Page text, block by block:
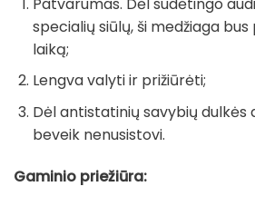
specialių siūlų, ši medžiaga
laiką;
Lengva valyti ir prižiūrėti;
Dėl antistatinių savybių dulkės
beveik nenusistovi.
Gaminio priežiūra: